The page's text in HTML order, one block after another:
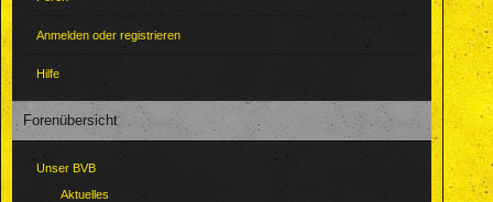
Anmelden oder registrieren
Hilfe
Forenübersicht
Unser BVB
Aktuelles